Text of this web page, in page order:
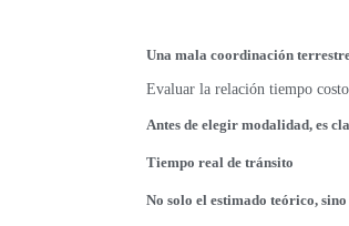
Una mala coordinación
Evaluar la relación tiempo
Antes de elegir modalidad, es
Tiempo real de tránsito
No solo el estimado teórico,